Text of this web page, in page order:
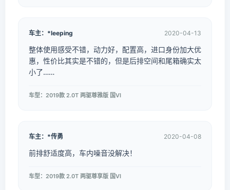
车主：*leeping 2020-04-13
整体使用感受不错，动力好，配置高，进口身份加大优
惠，性价比其实是不错的，但是后排空间和尾箱确实太
小了……
车型：2019款 2.0T 两驱尊雅版 国VI
车主：*传勇 2020-04-08
前排舒适度高，车内噪音没解决！
车型：2019款 2.0T 两驱尊享版 国VI